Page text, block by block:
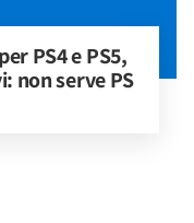
PS4 e PS5,
non serve PS